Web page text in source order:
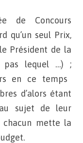
de Concours
qu’un seul Prix,
Président de la
pas lequel …) ;
en ce temps
d’alors étant
sujet de leur
chacun mette la